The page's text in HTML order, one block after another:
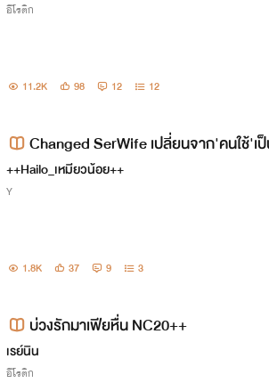
อีโรติก
11.2K 98 12 12
Changed SerWife เปลี่ยนจาก'คนใช้'เ
นได้มั้ยครับ? [กวิน x ต้นหนาว] Nc18+++
++Hailo_เหมียวน้อย++
Y
1.8K 37 9 3
บ่วงรักมาเฟียหื่น NC20++
เรย์นิน
อีโรติก